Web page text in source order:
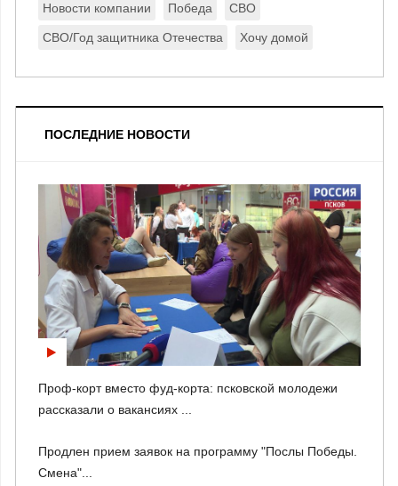
Новости компании Победа СВО
СВО/Год защитника Отечества Хочу домой
ПОСЛЕДНИЕ НОВОСТИ
Проф-корт вместо фуд-корта: псковской молодежи
рассказали о вакансиях ...
Продлен прием заявок на программу "Послы Победы.
Смена"...